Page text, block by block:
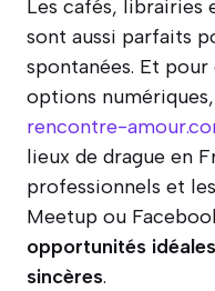
Les cafés, librairies
sont aussi parfaits
spontanées. Et
options
rencontre-
lieux de drague en
professionnels et
Meetup ou
opportunités
sincères.